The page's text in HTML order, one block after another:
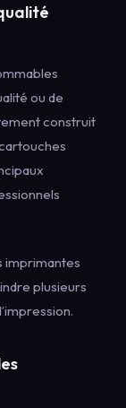
ou de
construit
imprimantes
plusieurs